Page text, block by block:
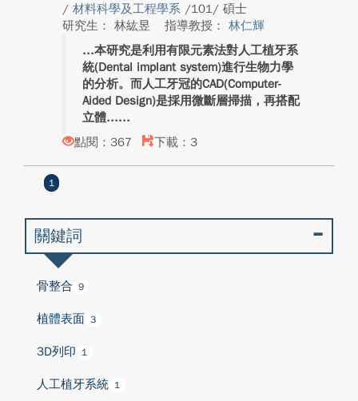
/ 材料科學及工程學系 /101/ 碩士
研究生： 林紘昱
指導教授： 林仁輝
本研究是利用有限元素法對人工植牙系
統(Dental implant system)進行生物力學
的分析。而人工牙冠的CAD(Computer-
Aided Design)是採用微斷層掃描，再搭配
立體...
點閱：367
下載：3
1
關鍵詞
骨整合 9
植體表面 3
3D列印 1
人工植牙系統 1